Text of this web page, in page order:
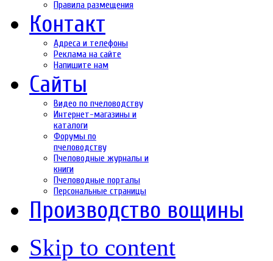
Правила размещения
Контакт
Адреса и телефоны
Реклама на сайте
Напишите нам
Сайты
Видео по пчеловодству
Интернет-магазины и
каталоги
Форумы по
пчеловодству
Пчеловодные журналы и
книги
Пчеловодные порталы
Персональные страницы
Производство вощины
Skip to content